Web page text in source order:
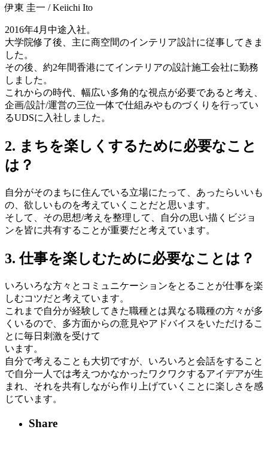
伊東 圭一 / Keiichi Ito
2016年4月中途入社。
大学院修了後、主に商空間のインテリア設計に従事してきま
した。
その後、約2年間香港にてインテリアの設計施工会社に勤務
しました。
これからの時代、幅広い多角的な視点が必要であると考え、
企画/設計/運営の三位一体で仕組みやものづくりを行ってい
るUDSに入社しました。
2. まちを楽しくするために必要なこと
は？
自分がそのまちに住んでいる立場にたって、あったらいいも
の、欲しいものを考えていくことだと思います。
そして、その思想/考えを整理して、自分の思い描くビジョ
ンを皆に共有することが重要だと考えています。
3. 仕事を楽しむために必要なことは？
いろいろな方々とコミュニケーションをとることが仕事を楽
しむコツだと考えています。
これまで自分が経験してきた職種とは異なる職種の方々が多
くいるので、多方面からの意見やアドバイスをいただけるこ
とに毎日刺激を受けて
います。
自分で考えることも大切ですが、いろいろと会話をすること
で自分一人では考えつかなかったワクワクするアイデアが生
まれ、それを共有しながら作り上げていくことに楽しさを感
じています。
Share